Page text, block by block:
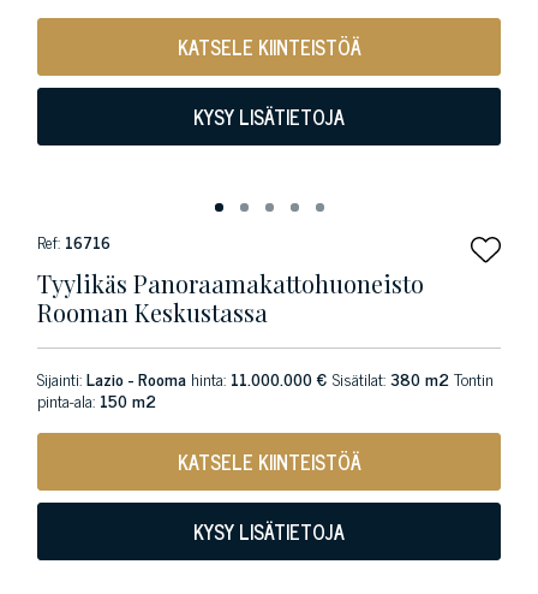
KATSELE KIINTEISTÖÄ
KYSY LISÄTIETOJA
Ref: 16716
Tyylikäs Panoraamakattohuoneisto
Rooman Keskustassa
Sijainti:Lazio - Rooma hinta: 11.000.000 € Sisätilat:380 m2Tontin
pinta-ala: 150 m2
KATSELE KIINTEISTÖÄ
KYSY LISÄTIETOJA